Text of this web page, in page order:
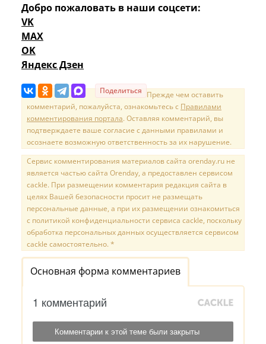
Добро пожаловать в наши соцсети:
VK
MAX
OK
Яндекс Дзен
Поделиться Прежде чем оставить
комментарий, пожалуйста, ознакомьтесь с Правилами
комментирования портала. Оставляя комментарий, вы
подтверждаете ваше согласие с данными правилами и
осознаете возможную ответственность за их нарушение.
Сервис комментирования материалов сайта orenday.ru не
является частью сайта Orenday, а предоставлен сервисом
cackle. При размещении комментария редакция сайта в
целях Вашей безопасности просит не размещать
персональные данные, а при их размещении ознакомиться
с политикой конфиденциальности сервиса cackle, поскольку
обработка персональных данных осуществляется сервисом
cackle самостоятельно. *
Основная форма комментариев
1 комментарий
Комментарии к этой теме были закрыты